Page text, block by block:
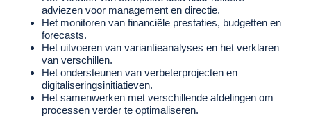
adviezen voor management en directie.
Het monitoren van financiële prestaties, budgetten en
forecasts.
Het uitvoeren van variantieanalyses en het verklaren
van verschillen.
Het ondersteunen van verbeterprojecten en
digitaliseringsinitiatieven.
Het samenwerken met verschillende afdelingen om
processen verder te optimaliseren.